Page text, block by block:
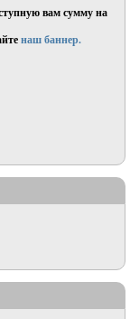
вам сумму на
наш баннер.